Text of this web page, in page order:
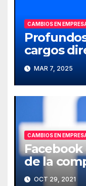
CAMBIOS EN
cargos
Telefónica
MAR 7, 2025
CAMBIOS EN
de la
OCT 29, 2021